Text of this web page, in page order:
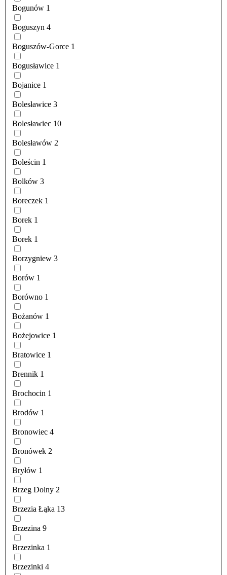
Bogunów 1
Boguszyn 4
Boguszów-Gorce 1
Bogusławice 1
Bojanice 1
Bolesławice 3
Bolesławiec 10
Bolesławów 2
Boleścin 1
Bolków 3
Boreczek 1
Borek 1
Borek 1
Borzygniew 3
Borów 1
Borówno 1
Bożanów 1
Bożejowice 1
Bratowice 1
Brennik 1
Brochocin 1
Brodów 1
Bronowiec 4
Bronówek 2
Bryłów 1
Brzeg Dolny 2
Brzezia Łąka 13
Brzezina 9
Brzezinka 1
Brzezinki 4